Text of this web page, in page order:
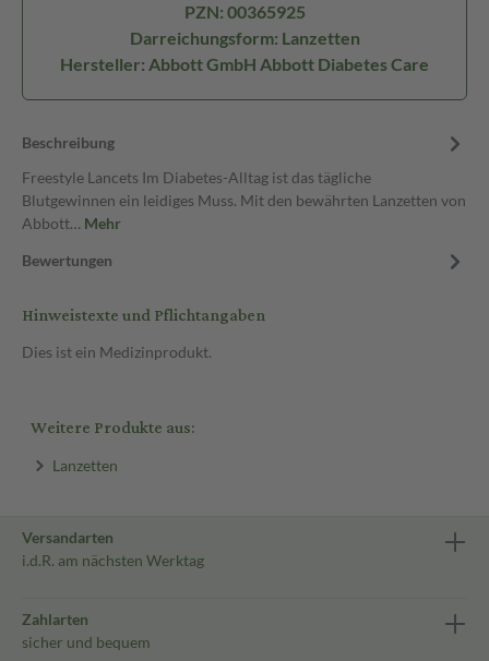
PZN: 00365925
Darreichungsform: Lanzetten
Hersteller: Abbott GmbH Abbott Diabetes Care
Beschreibung
Freestyle Lancets Im Diabetes-Alltag ist das tägliche
Blutgewinnen ein leidiges Muss. Mit den bewährten Lanzetten von
Abbott… Mehr
Bewertungen
Hinweistexte und Pflichtangaben
Dies ist ein Medizinprodukt.
Weitere Produkte aus:
Lanzetten
Versandarten
i.d.R. am nächsten Werktag
Zahlarten
sicher und bequem